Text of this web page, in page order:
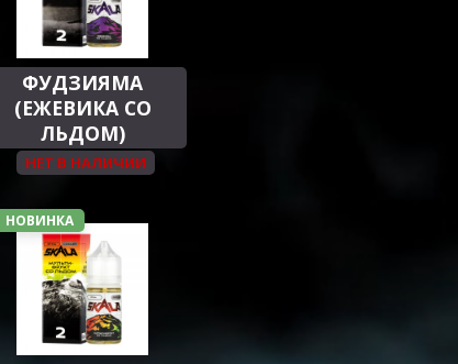
ФУДЗИЯМА
(ЕЖЕВИКА СО
ЛЬДОМ)
НЕТ В НАЛИЧИИ
НОВИНКА